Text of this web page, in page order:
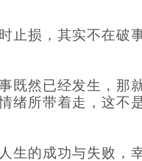
损，其实不在破
然已经发生，那
绪所带着走，这不
的成功与失败，